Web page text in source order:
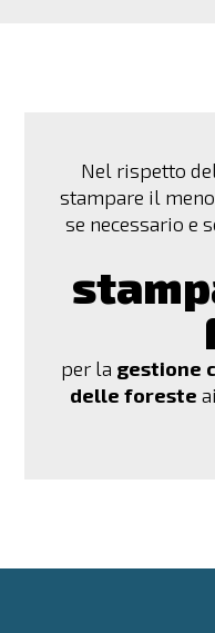
Nel rispetto
stampare il
se necessario e
per la gestione
delle foreste